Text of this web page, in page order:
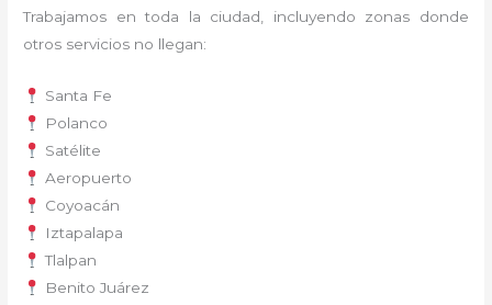
Trabajamos en toda la ciudad, incluyendo zonas donde
otros servicios no llegan:
Santa Fe
Polanco
Satélite
Aeropuerto
Coyoacán
Iztapalapa
Tlalpan
Benito Juárez